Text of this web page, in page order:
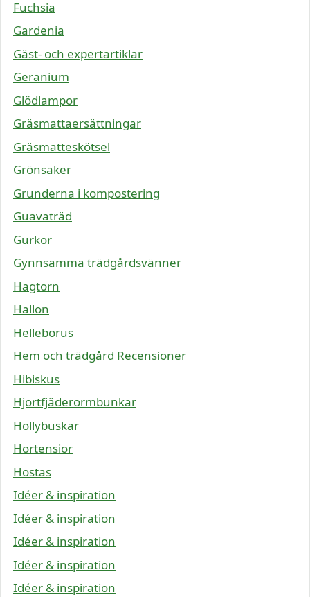
Fuchsia
Gardenia
Gäst- och expertartiklar
Geranium
Glödlampor
Gräsmattaersättningar
Gräsmatteskötsel
Grönsaker
Grunderna i kompostering
Guavaträd
Gurkor
Gynnsamma trädgårdsvänner
Hagtorn
Hallon
Helleborus
Hem och trädgård Recensioner
Hibiskus
Hjortfjäderormbunkar
Hollybuskar
Hortensior
Hostas
Idéer & inspiration
Idéer & inspiration
Idéer & inspiration
Idéer & inspiration
Idéer & inspiration